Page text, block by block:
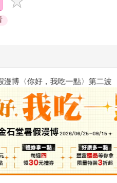
假漫博〈你好，我吃一點〉第二波